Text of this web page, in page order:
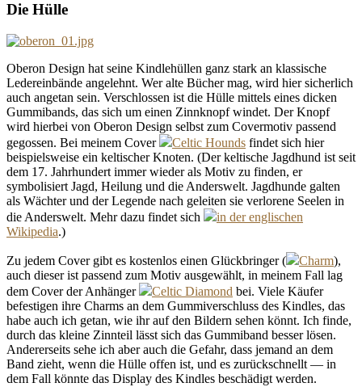
Die Hülle
Oberon Design hat seine Kindlehüllen ganz stark an klassische
Ledereinbände angelehnt. Wer alte Bücher mag, wird hier sicherlich
auch angetan sein. Verschlossen ist die Hülle mittels eines dicken
Gummibands, das sich um einen Zinnknopf windet. Der Knopf
wird hierbei von Oberon Design selbst zum Covermotiv passend
gegossen. Bei meinem Cover
Celtic Hounds findet sich hier
beispielsweise ein keltischer Knoten. (Der keltische Jagdhund ist seit
dem 17. Jahrhundert immer wieder als Motiv zu finden, er
symbolisiert Jagd, Heilung und die Anderswelt. Jagdhunde galten
als Wächter und der Legende nach geleiten sie verlorene Seelen in
die Anderswelt. Mehr dazu findet sich
in der englischen
Wikipedia.)
Zu jedem Cover gibt es kostenlos einen Glückbringer ( Charm),
auch dieser ist passend zum Motiv ausgewählt, in meinem Fall lag
dem Cover der Anhänger
Celtic Diamond bei. Viele Käufer
befestigen ihre Charms an dem Gummiverschluss des Kindles, das
habe auch ich getan, wie ihr auf den Bildern sehen könnt. Ich finde,
durch das kleine Zinnteil lässt sich das Gummiband besser lösen.
Andererseits sehe ich aber auch die Gefahr, dass jemand an dem
Band zieht, wenn die Hülle offen ist, und es zurückschnellt — in
dem Fall könnte das Display des Kindles beschädigt werden.